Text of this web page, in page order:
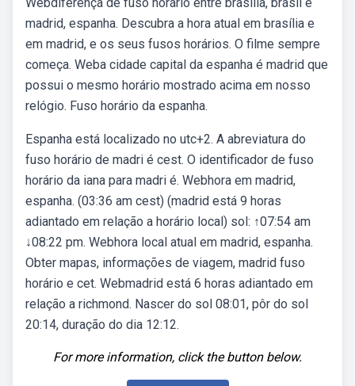
madrid, espanha. Descubra a hora atual em brasília e
em madrid, e os seus fusos horários. O filme sempre
começa. Weba cidade capital da espanha é madrid que
possui o mesmo horário mostrado acima em nosso
relógio. Fuso horário da espanha.
Espanha está localizado no utc+2. A abreviatura do
fuso horário de madri é cest. O identificador de fuso
horário da iana para madri é. Webhora em madrid,
espanha. (03:36 am cest) (madrid está 9 horas
adiantado em relação a horário local) sol: ↑07:54 am
↓08:22 pm. Webhora local atual em madrid, espanha.
Obter mapas, informações de viagem, madrid fuso
horário e cet. Webmadrid está 6 horas adiantado em
relação a richmond. Nascer do sol 08:01, pôr do sol
20:14, duração do dia 12:12.
For more information, click the button below.